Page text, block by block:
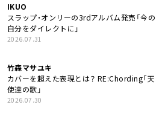
IKUO
スラップ・オンリーの3rdアルバム発売「今の
自分をダイレクトに」
2026.07.31
竹森マサユキ
カバーを超えた表現とは？ RE:Chording「天
使達の歌」
2026.07.30